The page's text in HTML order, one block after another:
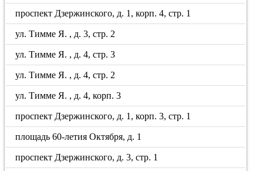
проспект Дзержинского, д. 1, корп. 4, стр. 1
ул. Тимме Я. , д. 3, стр. 2
ул. Тимме Я. , д. 4, стр. 3
ул. Тимме Я. , д. 4, стр. 2
ул. Тимме Я. , д. 4, корп. 3
проспект Дзержинского, д. 1, корп. 3, стр. 1
площадь 60-летия Октября, д. 1
проспект Дзержинского, д. 3, стр. 1